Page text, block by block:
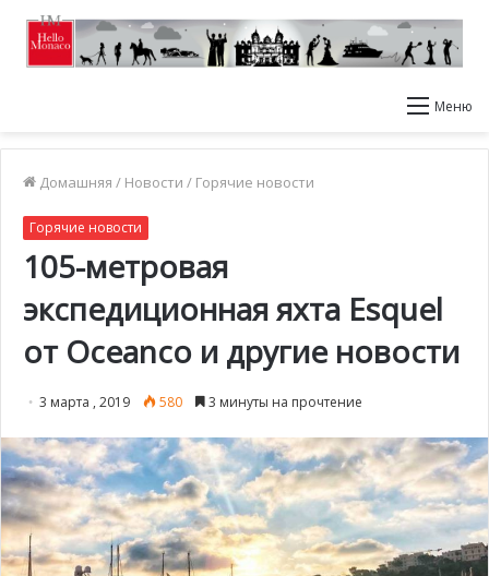
Меню
Домашняя / Новости / Горячие новости
Горячие новости
105-метровая
экспедиционная яхта Esquel
от Oceanco и другие новости
3 марта , 2019 580 3 минуты на прочтение